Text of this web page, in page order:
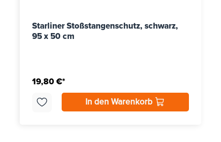
Starliner Stoßstangenschutz, schwarz,
95 x 50 cm
19,80 €*
In den Warenkorb